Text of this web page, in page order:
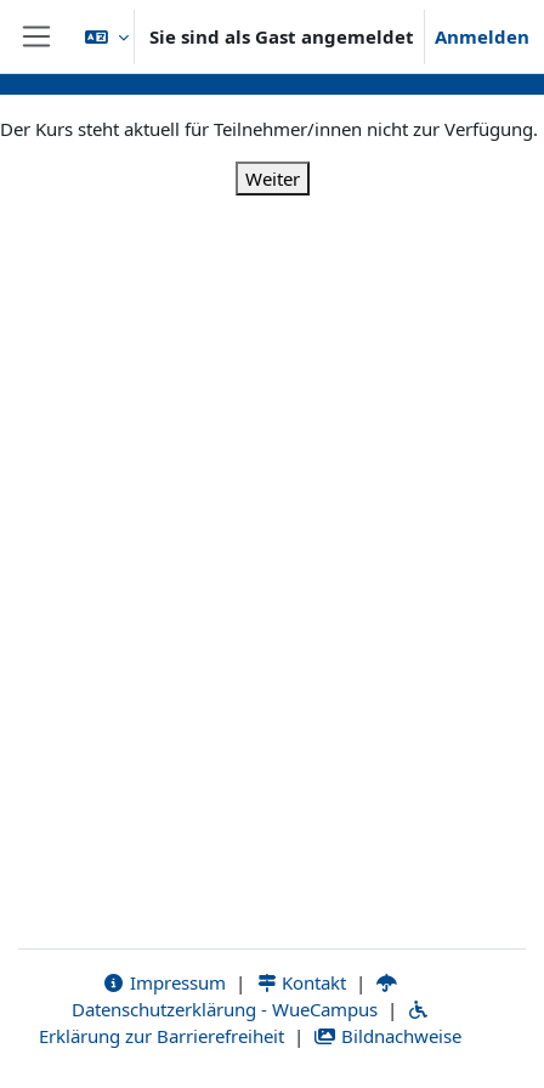
Zum Hauptinhalt
Website-Übersicht
Sie sind als Gast angemeldet Anmelden
Der Kurs steht aktuell für Teilnehmer/innen nicht zur Verfügung.
Weiter
Impressum | Kontakt |
Datenschutzerklärung - WueCampus |
Erklärung zur Barrierefreiheit | Bildnachweise